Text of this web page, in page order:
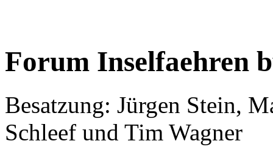
Forum Inselfaehren
Besatzung: Jürgen Stein,
Schleef und Tim Wagner